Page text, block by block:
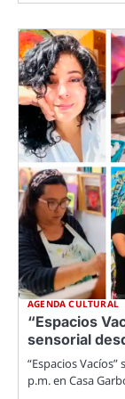
AGENDA CULTURAL
“Espacios
sensorial
“Espacios
p.m. en Casa